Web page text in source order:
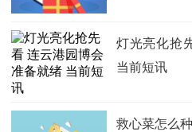
灯光亮化抢
当前短讯
救心菜怎么